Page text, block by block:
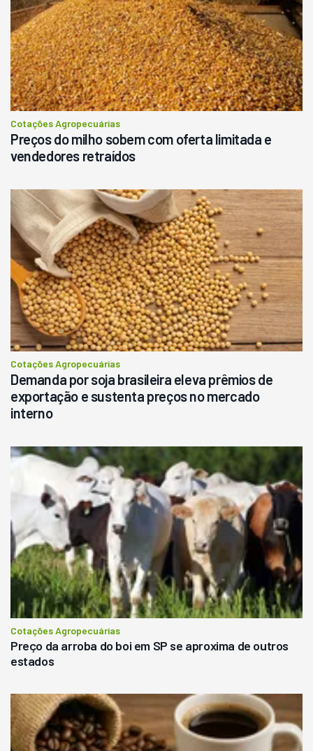
Cotações Agropecuárias
Preços do milho sobem com oferta limitada e
vendedores retraídos
Cotações Agropecuárias
Demanda por soja brasileira eleva prêmios de
exportação e sustenta preços no mercado
interno
Cotações Agropecuárias
Preço da arroba do boi em SP se aproxima de outros
estados